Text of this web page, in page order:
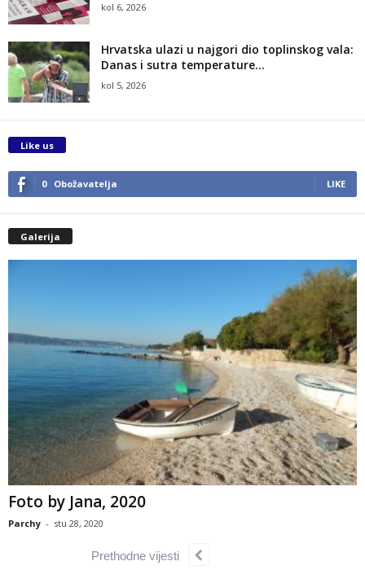
kol 6, 2026
Hrvatska ulazi u najgori dio toplinskog vala:
Danas i sutra temperature...
kol 5, 2026
Like us
0 Obožavatelja LIKE
Galerija
Foto by Jana, 2020
Parchy - stu 28, 2020
Prethodne vijesti